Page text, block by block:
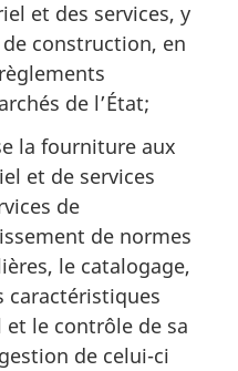
et des services, y
construction, en
de l’État;
la fourniture aux
et de services
de
de normes
le catalogage,
caractéristiques
le contrôle de sa
de celui-ci